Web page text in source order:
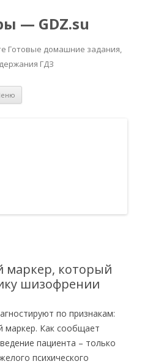
— GDZ.su
Готовые домашние задания,
ГДЗ
маркер, который
шизофрении
по признакам:
маркер. Как сообщает
пациента – только
психического